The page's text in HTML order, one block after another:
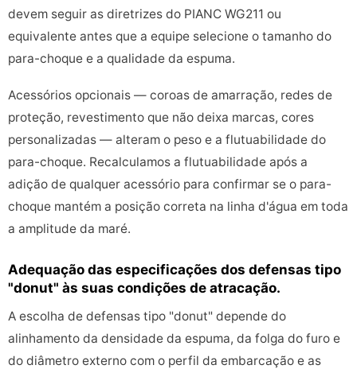
devem seguir as diretrizes do PIANC WG211 ou
equivalente antes que a equipe selecione o tamanho do
para-choque e a qualidade da espuma.
Acessórios opcionais — coroas de amarração, redes de
proteção, revestimento que não deixa marcas, cores
personalizadas — alteram o peso e a flutuabilidade do
para-choque. Recalculamos a flutuabilidade após a
adição de qualquer acessório para confirmar se o para-
choque mantém a posição correta na linha d'água em toda
a amplitude da maré.
Adequação das especificações dos defensas tipo
"donut" às suas condições de atracação.
A escolha de defensas tipo "donut" depende do
alinhamento da densidade da espuma, da folga do furo e
do diâmetro externo com o perfil da embarcação e as